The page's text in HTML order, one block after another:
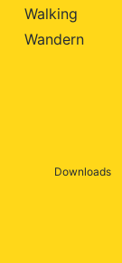
Walking
Wandern
Downloads